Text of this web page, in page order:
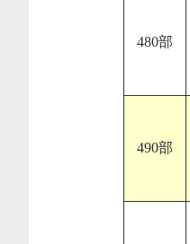
480部
490部